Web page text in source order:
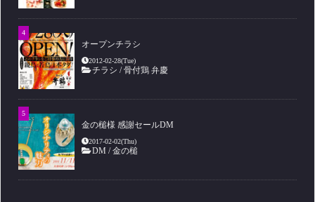
オープンチラシ
2012-02-28(Tue)
チラシ /骨付鶏 弁慶
金の槌様 感謝セールDM
2017-02-02(Thu)
DM /金の槌